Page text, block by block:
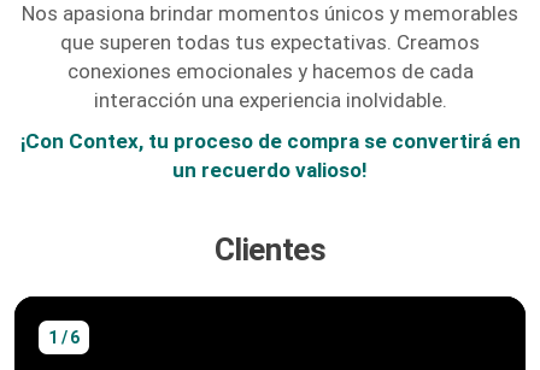
Nos apasiona brindar momentos únicos y memorables
que superen todas tus expectativas. Creamos
conexiones emocionales y hacemos de cada
interacción una experiencia inolvidable.
¡Con Contex, tu proceso de compra se convertirá en
un recuerdo valioso!
Clientes
1 / 6